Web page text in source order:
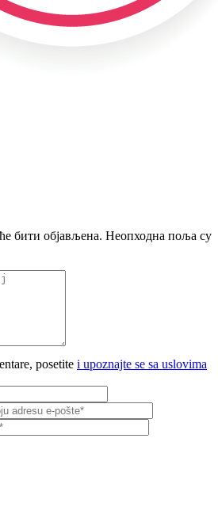
бити објављена. Неопходна поља су
posetite i upoznajte se sa uslovima